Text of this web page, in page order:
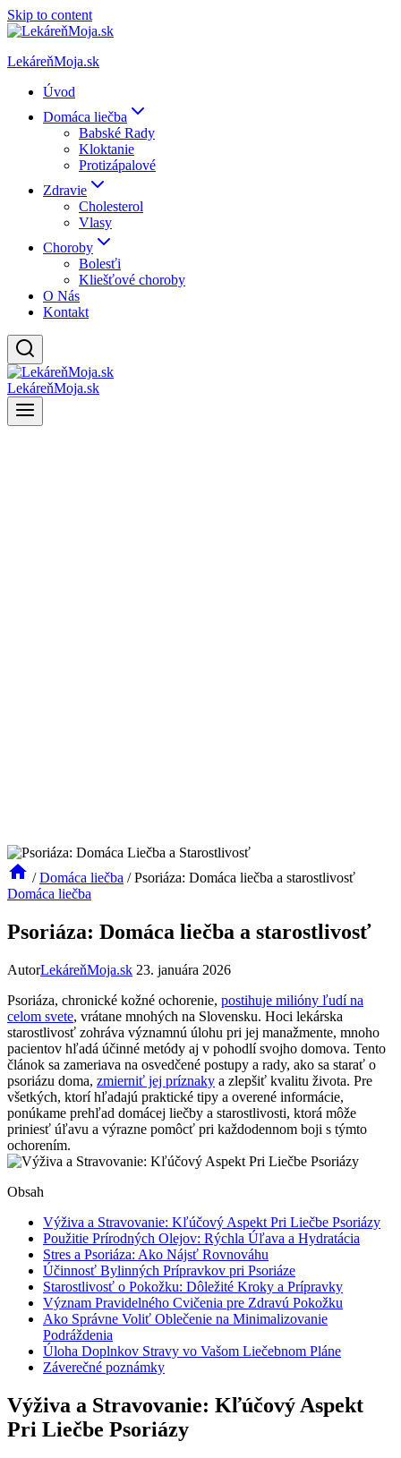
Skip to content
LekáreňMoja.sk
Úvod
Domáca liečba
Babské Rady
Kloktanie
Protizápalové
Zdravie
Cholesterol
Vlasy
Choroby
Bolesťi
Kliešťové choroby
O Nás
Kontakt
LekáreňMoja.sk
/ Domáca liečba / Psoriáza: Domáca liečba a starostlivosť
Domáca liečba
Psoriáza: Domáca liečba a starostlivosť
AutorLekáreňMoja.sk 23. januára 2026
Psoriáza, chronické kožné ochorenie, postihuje milióny ľudí na
celom svete, vrátane ⁤mnohých na Slovensku. Hoci lekárska
starostlivosť zohráva významnú úlohu pri⁤ jej manažmente, mnoho
pacientov hľadá⁤ účinné metódy aj v pohodlí svojho domova. Tento
článok sa zameriava na osvedčené postupy a rady,⁢ ako sa starať ⁢o
psoriázu doma, ‌ zmierniť jej príznaky a zlepšiť ⁣kvalitu života. Pre
všetkých, ktorí hľadajú praktické tipy a overené informácie,
ponúkame prehľad‌ domácej ‌liečby a starostlivosti, ⁤ktorá môže
priniesť ‌úľavu a výrazne pomôcť pri každodennom boji s týmto
ochorením.
Obsah
Výživa a Stravovanie: Kľúčový Aspekt Pri Liečbe Psoriázy
Použitie Prírodných Olejov: Rýchla Úľava‌ a Hydratácia
Stres a‍ Psoriáza: Ako Nájsť Rovnováhu
Účinnosť Bylinných Prípravkov pri Psoriáze
Starostlivosť o ‌Pokožku: Dôležité​ Kroky a Prípravky
Význam ‍Pravidelného Cvičenia pre Zdravú Pokožku
Ako Správne Voliť‌ Oblečenie na Minimalizovanie
Podráždenia
Úloha Doplnkov Stravy vo Vašom Liečebnom Pláne
Záverečné poznámky
Výživa a Stravovanie: Kľúčový Aspekt
Pri Liečbe Psoriázy